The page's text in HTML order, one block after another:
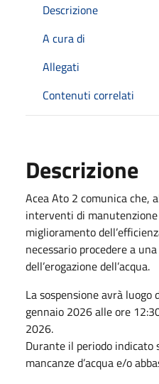
Descrizione
A cura di
Allegati
Contenuti correlati
Descrizione
Acea Ato 2 comunica che,
interventi di
miglioramento
necessario procedere a
dell’erogazione dell’acqua.
La sospensione avrà
gennaio 2026 alle ore
2026.
Durante il periodo
mancanze d’acqua e/o